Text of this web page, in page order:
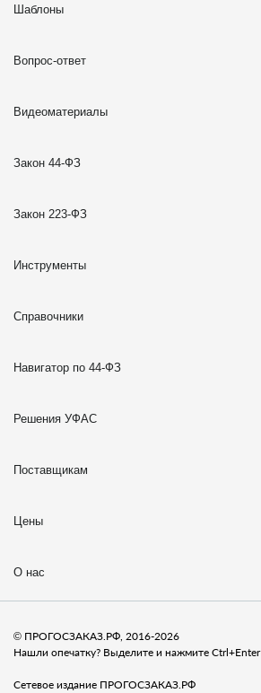
Шаблоны
Вопрос-ответ
Видеоматериалы
Закон 44-ФЗ
Закон 223-ФЗ
Инструменты
Справочники
Навигатор по 44-ФЗ
Решения УФАС
Поставщикам
Цены
О нас
© ПРОГОСЗАКАЗ.РФ, 2016-2026
Нашли опечатку? Выделите и нажмите Ctrl+Enter
Сетевое издание ПРОГОСЗАКАЗ.РФ